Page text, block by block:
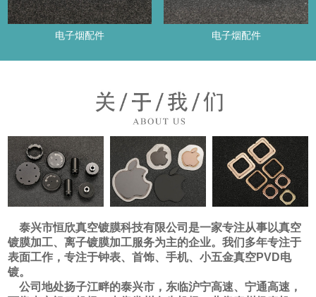
电子烟配件 电子烟配件
泰兴市恒欣真空镀膜科技有限公司是一家专注从事以真空
镀膜加工、离子镀膜加工服务为主的企业。我们多年专注于
表面工作，专注于钟表、首饰、手机、小五金真空PVD电
镀。
公司地处扬子江畔的泰兴市，东临沪宁高速、宁通高速，